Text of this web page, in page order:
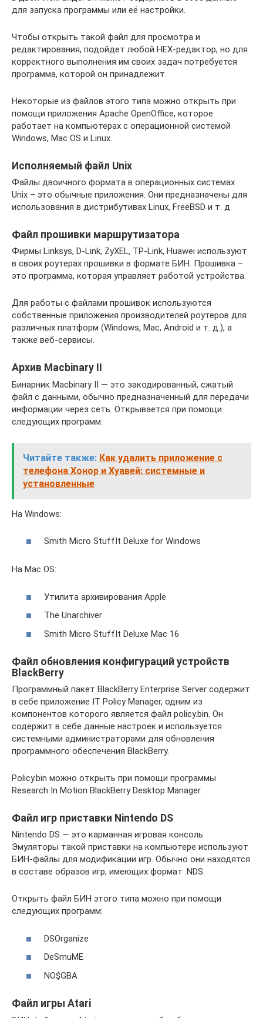
для запуска программы или её настройки.
Чтобы открыть такой файл для просмотра и
редактирования, подойдет любой HEX-редактор, но для
корректного выполнения им своих задач потребуется
программа, которой он принадлежит.
Некоторые из файлов этого типа можно открыть при
помощи приложения Apache OpenOffice, которое
работает на компьютерах с операционной системой
Windows, Mac OS и Linux.
Исполняемый файл Unix
Файлы двоичного формата в операционных системах
Unix – это обычные приложения. Они предназначены для
использования в дистрибутивах Linux, FreeBSD и т. д.
Файл прошивки маршрутизатора
Фирмы Linksys, D-Link, ZyXEL, TP-Link, Huawei используют
в своих роутерах прошивки в формате БИН. Прошивка –
это программа, которая управляет работой устройства.
Для работы с файлами прошивок используются
собственные приложения производителей роутеров для
различных платформ (Windows, Mac, Android и т. д.), а
также веб-сервисы.
Архив Macbinary II
Бинарник Macbinary II — это закодированный, сжатый
файл с данными, обычно предназначенный для передачи
информации через сеть. Открывается при помощи
следующих программ:
Читайте также: Как удалить приложение с
телефона Хонор и Хуавей: системные и
установленные
На Windows:
Smith Micro StuffIt Deluxe for Windows
На Mac OS:
Утилита архивирования Apple
The Unarchiver
Smith Micro StuffIt Deluxe Mac 16
Файл обновления конфигураций устройств
BlackBerry
Программный пакет BlackBerry Enterprise Server содержит
в себе приложение IT Policy Manager, одним из
компонентов которого является файл policy.bin. Он
содержит в себе данные настроек и используется
системными администраторами для обновления
программного обеспечения BlackBerry.
Policy.bin можно открыть при помощи программы
Research In Motion BlackBerry Desktop Manager.
Файл игр приставки Nintendo DS
Nintendo DS — это карманная игровая консоль.
Эмуляторы такой приставки на компьютере используют
БИН-файлы для модификации игр. Обычно они находятся
в составе образов игр, имеющих формат .NDS.
Открыть файл БИН этого типа можно при помощи
следующих программ:
DSOrganize
DeSmuME
NO$GBA
Файл игры Atari